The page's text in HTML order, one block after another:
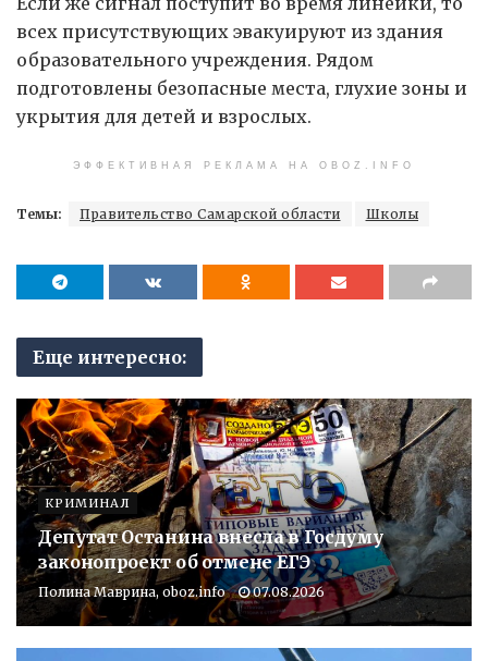
всех присутствующих эвакуируют из здания
образовательного учреждения. Рядом
подготовлены безопасные места, глухие зоны и
укрытия для детей и взрослых.
ЭФФЕКТИВНАЯ РЕКЛАМА НА OBOZ.INFO
Темы: Правительство Самарской области Школы
Еще интересно:
КРИМИНАЛ
Депутат Останина внесла в Госдуму
законопроект об отмене ЕГЭ
Полина Маврина, oboz.info 07.08.2026